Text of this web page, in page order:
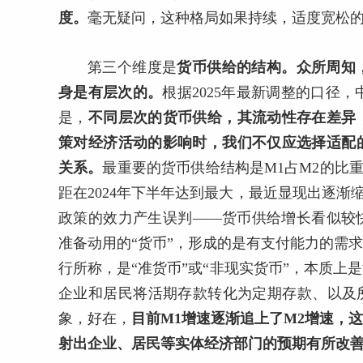
度。 毫无疑问，这种格局如果持续，适度宽松
第三个维度是货币供给的结构。众所周知
身是有层次的。根据2025年最新调整的口径
是， 不同层次的货币供给，其流动性存在差
策对经济活动的影响时，我们不仅应选择适
关系。最重要的货币供给结构是M1占M2的比
距在2024年下半年达到最大，最近显现出逐渐
政策的效力产生误判——货币供给增长看似较
准备动用的“货币”，形成的是有支付能力的需
行所称，是“准货币”或“非现实货币”，本质上
企业和居民将活期存款转化为定期存款、以
象，好在， 目前M1增速逐渐追上了M2增速，
射出企业、居民等实体经济部门的预期有所改